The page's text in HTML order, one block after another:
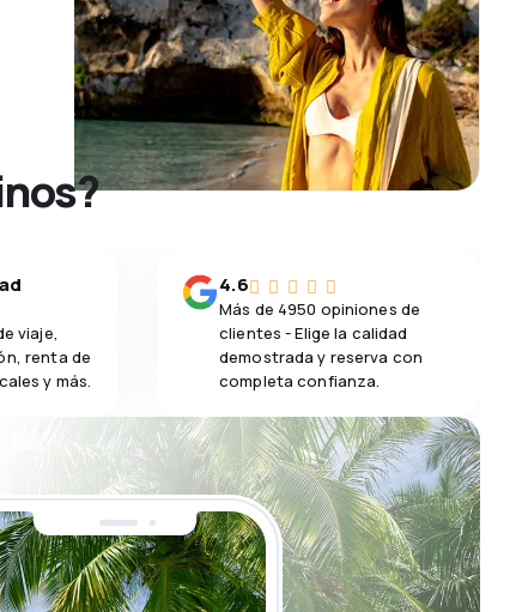
viaje,
renta de
y más.
4.6
Más de 4950 opiniones de
clientes - Elige la calidad
demostrada y reserva con
completa confianza.